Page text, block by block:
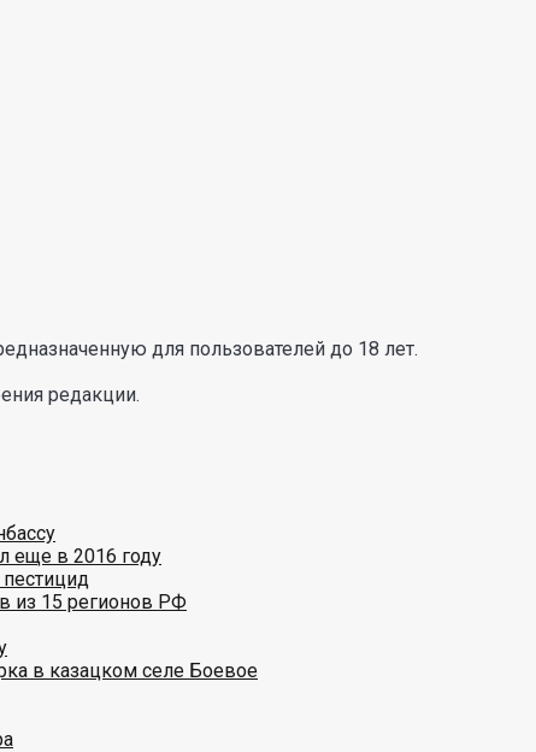
для пользователей до 18 лет.
редакции.
еще в 2016 году
из 15 регионов РФ
в казацком селе Боевое